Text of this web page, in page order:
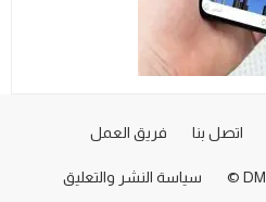
اتصل بنا فريق العمل
سياسة النشر والتعليق